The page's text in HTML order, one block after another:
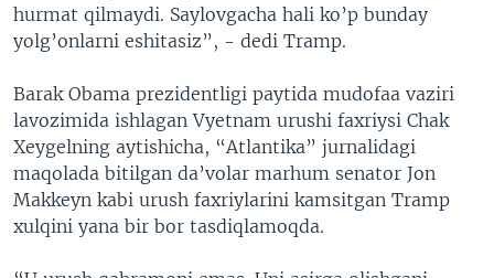
hurmat qilmaydi. Saylovgacha hali ko’p bunday
yolg’onlarni eshitasiz”, - dedi Tramp.
Barak Obama prezidentligi paytida mudofaa vaziri
lavozimida ishlagan Vyetnam urushi faxriysi Chak
Xeygelning aytishicha, “Atlantika” jurnalidagi
maqolada bitilgan da’volar marhum senator Jon
Makkeyn kabi urush faxriylarini kamsitgan Tramp
xulqini yana bir bor tasdiqlamoqda.